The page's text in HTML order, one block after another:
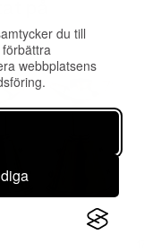
du till
webbplatsens